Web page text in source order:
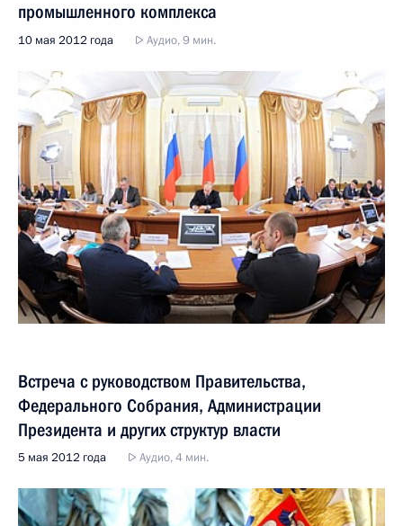
промышленного комплекса
10 мая 2012 года Аудио, 9 мин.
Встреча с руководством Правительства,
Федерального Собрания, Администрации
Президента и других структур власти
5 мая 2012 года Аудио, 4 мин.